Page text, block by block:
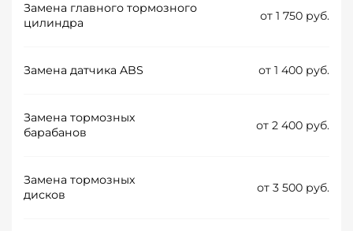
Замена главного тормозного
цилиндра
от 1 750 руб.
Замена датчика ABS от 1 400 руб.
Замена тормозных
барабанов
от 2 400 руб.
Замена тормозных
дисков
от 3 500 руб.